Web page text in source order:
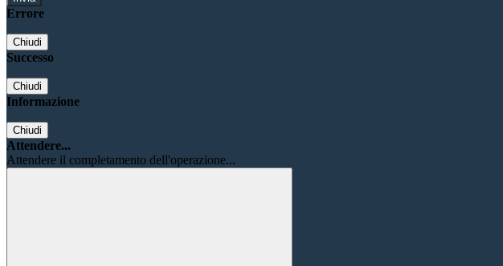
Errore
Chiudi
Successo
Chiudi
Informazione
Chiudi
Attendere...
Attendere il completamento dell'operazione...